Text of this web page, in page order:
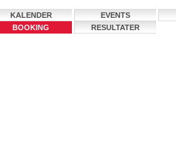
KALENDER
EVENTS
BOOKING RESULTATER